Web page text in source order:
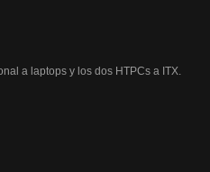
a laptops y los dos HTPCs a ITX.